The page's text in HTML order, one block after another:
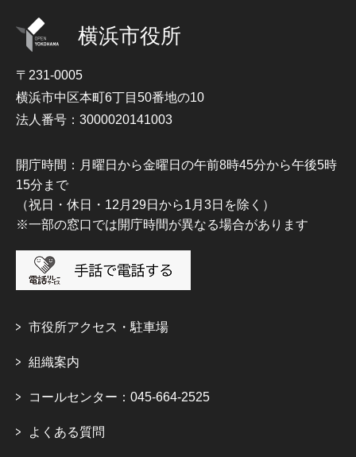
横浜市役所
〒231-0005
横浜市中区本町6丁目50番地の10
法人番号：3000020141003
開庁時間：月曜日から金曜日の午前8時45分から午後5時
15分まで
（祝日・休日・12月29日から1月3日を除く）
※一部の窓口では開庁時間が異なる場合があります
市役所アクセス・駐車場
組織案内
コールセンター：045-664-2525
よくある質問